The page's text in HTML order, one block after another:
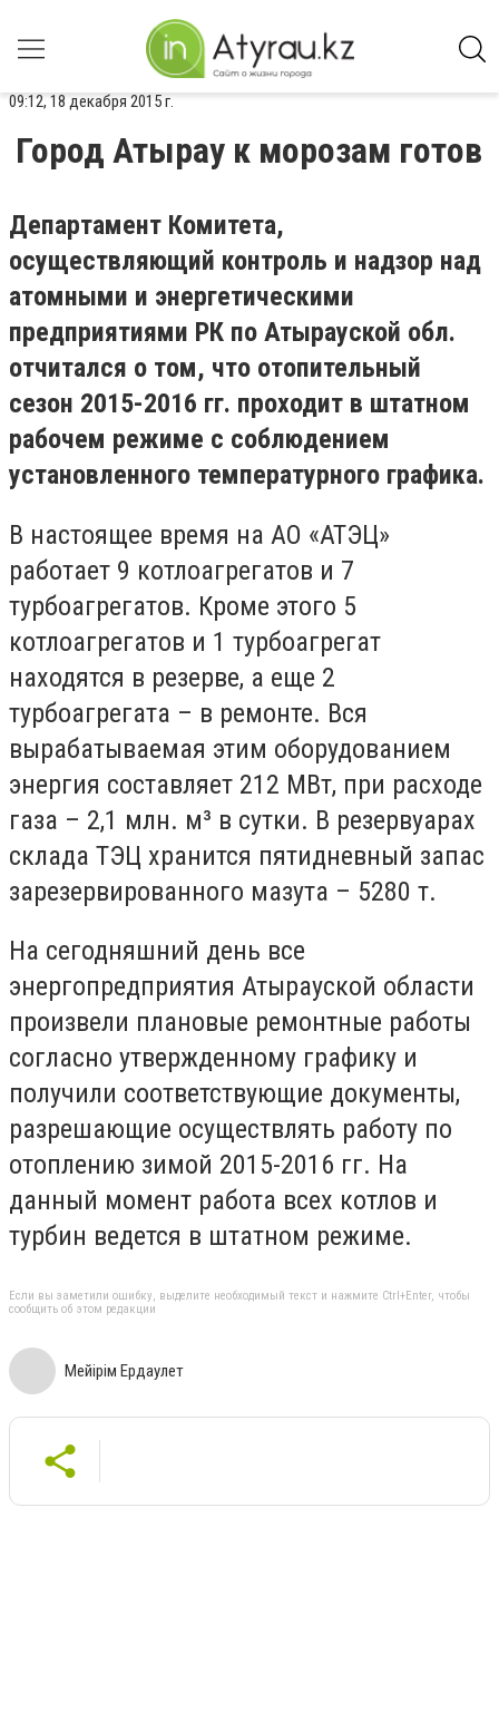
09:12, 18 декабря 2015 г.
Город Атырау к морозам готов
Департамент Комитета,
осуществляющий контроль и надзор над
атомными и энергетическими
предприятиями РК по Атырауской обл.
отчитался о том, что отопительный
сезон 2015-2016 гг. проходит в штатном
рабочем режиме с соблюдением
установленного температурного графика.
В настоящее время на АО «АТЭЦ»
работает 9 котлоагрегатов и 7
турбоагрегатов. Кроме этого 5
котлоагрегатов и 1 турбоагрегат
находятся в резерве, а еще 2
турбоагрегата – в ремонте. Вся
вырабатываемая этим оборудованием
энергия составляет 212 МВт, при расходе
газа – 2,1 млн. м³ в сутки. В резервуарах
склада ТЭЦ хранится пятидневный запас
зарезервированного мазута – 5280 т.
На сегодняшний день все
энергопредприятия Атырауской области
произвели плановые ремонтные работы
согласно утвержденному графику и
получили соответствующие документы,
разрешающие осуществлять работу по
отоплению зимой 2015-2016 гг. На
данный момент работа всех котлов и
турбин ведется в штатном режиме.
Если вы заметили ошибку, выделите необходимый текст и нажмите Ctrl+Enter, чтобы
сообщить об этом редакции
Мейiрiм Ердаулет